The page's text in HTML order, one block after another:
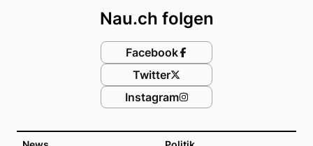
Nau.ch folgen
Facebook
Twitter
Instagram